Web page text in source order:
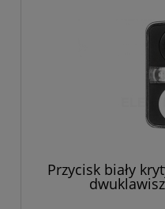
Przycisk biały